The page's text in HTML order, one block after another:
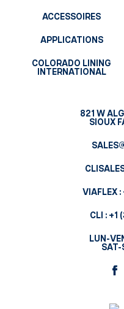
ACCESSOIRES
APPLICATIONS
COLORADO LINING
INTERNATIONAL
821 W
SIOUX
VIAFLEX :
CLI : +1
LUN-
SAT-